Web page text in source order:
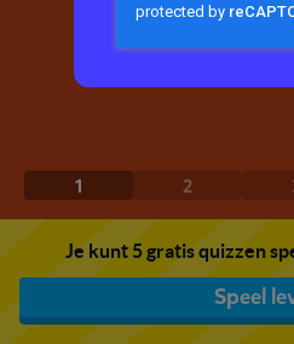
1 2
Je kunt 5 gratis quizzen
Speel